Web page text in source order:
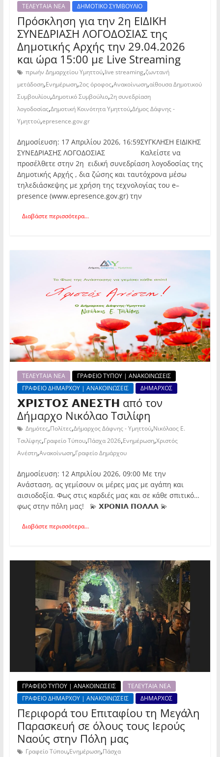
ΤΕΛΕΥΤΑΙΑ ΝΕΑ
ΔΗΜΟΤΙΚΟ ΣΥΜΒΟΥΛΙΟ
Πρόσκληση για την 2η ΕΙΔΙΚΗ
ΣΥΝΕΔΡΙΑΣΗ ΛΟΓΟΔΟΣΙΑΣ της
Δημοτικής Αρχής την 29.04.2026
και ώρα 15:00 με Live Streaming
πρωήν Δημαρχείου Υμηττού,live streaming,ζωντανή
μετάδοση,Ενημέρωση,2ος όροφος,Ανακοίνωση,αίθουσα Δημοτικού
Συμβουλίου,Δημοτικό Συμβούλιο,2η συνεδρίαση
λογοδοσίας,Δημοτική Κοινότητα Υμηττού,Δήμος Δάφνης -
Υμηττού,epresence.gov.gr
Δημοσίευση: 17 Απριλίου 2026, 16:59ΣΥΓΚΛΗΣΗ ΕΙΔΙΚΗΣ
ΣΥΝΕΔΡΙΑΣΗΣ ΛΟΓΟΔΟΣΙΑΣ Καλείστε να
προσέλθετε στην 2η ειδική συνεδρίαση λογοδοσίας της
Δημοτικής Αρχής , δια ζώσης και ταυτόχρονα μέσω
τηλεδιάσκεψης με χρήση της τεχνολογίας του e–
presence (www.epresence.gov.gr) την
Διαβάστε περισσότερα...
ΤΕΛΕΥΤΑΙΑ ΝΕΑ
ΓΡΑΦΕΙΟ ΤΥΠΟΥ | ΑΝΑΚΟΙΝΩΣΕΙΣ
ΓΡΑΦΕΙΟ ΔΗΜΑΡΧΟΥ | ΑΝΑΚΟΙΝΩΣΕΙΣ
ΔΗΜΑΡΧΟΣ
𝝬𝝦𝝞𝝨𝝩𝝤𝝨 𝝖𝝢𝝚𝝨𝝩𝝜 από τον
Δήμαρχο Νικόλαο Τσιλίφη
Δημότες,Πολίτες,Δήμαρχος Δάφνης - Υμηττού,Νικόλαος Ε.
Τσιλίφης,Γραφείο Τύπου,Πάσχα 2026,Ενημέρωση,Χριστός
Ανέστη,Ανακοίνωση,Γραφείο Δημάρχου
Δημοσίευση: 12 Απριλίου 2026, 09:00 Με την
Ανάσταση, ας γεμίσουν οι μέρες μας με αγάπη και
αισιοδοξία. Φως στις καρδιές μας και σε κάθε σπιτικό…
φως στην πόλη μας! 💫 𝝬𝝦𝝤𝝢𝝞𝝖 𝝥𝝤𝝠𝝠𝝖 💫
Διαβάστε περισσότερα...
ΓΡΑΦΕΙΟ ΤΥΠΟΥ | ΑΝΑΚΟΙΝΩΣΕΙΣ
ΤΕΛΕΥΤΑΙΑ ΝΕΑ
ΓΡΑΦΕΙΟ ΔΗΜΑΡΧΟΥ | ΑΝΑΚΟΙΝΩΣΕΙΣ
ΔΗΜΑΡΧΟΣ
Περιφορά του Επιταφίου τη Μεγάλη
Παρασκευή σε όλους τους Ιερούς
Ναούς στην Πόλη μας
Γραφείο Τύπου,Ενημέρωση,Πάσχα